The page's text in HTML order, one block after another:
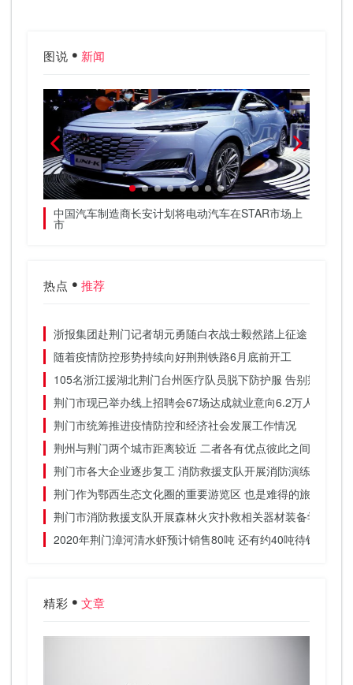
图说 新闻
中国汽车制造商长安计划将电动汽车在STAR市场上
市
热点 推荐
浙报集团赴荆门记者胡元勇随白衣战士毅然踏上征途
随着疫情防控形势持续向好荆荆铁路6月底前开工
105名浙江援湖北荆门台州医疗队员脱下防护服 告别荆门的
荆门市现已举办线上招聘会67场达成就业意向6.2万人
荆门市统筹推进疫情防控和经济社会发展工作情况
荆州与荆门两个城市距离较近 二者各有优点彼此之间差别不
荆门市各大企业逐步复工 消防救援支队开展消防演练
荆门作为鄂西生态文化圈的重要游览区 也是难得的旅游胜地
荆门市消防救援支队开展森林火灾扑救相关器材装备学习
2020年荆门漳河清水虾预计销售80吨 还有约40吨待销
精彩 文章